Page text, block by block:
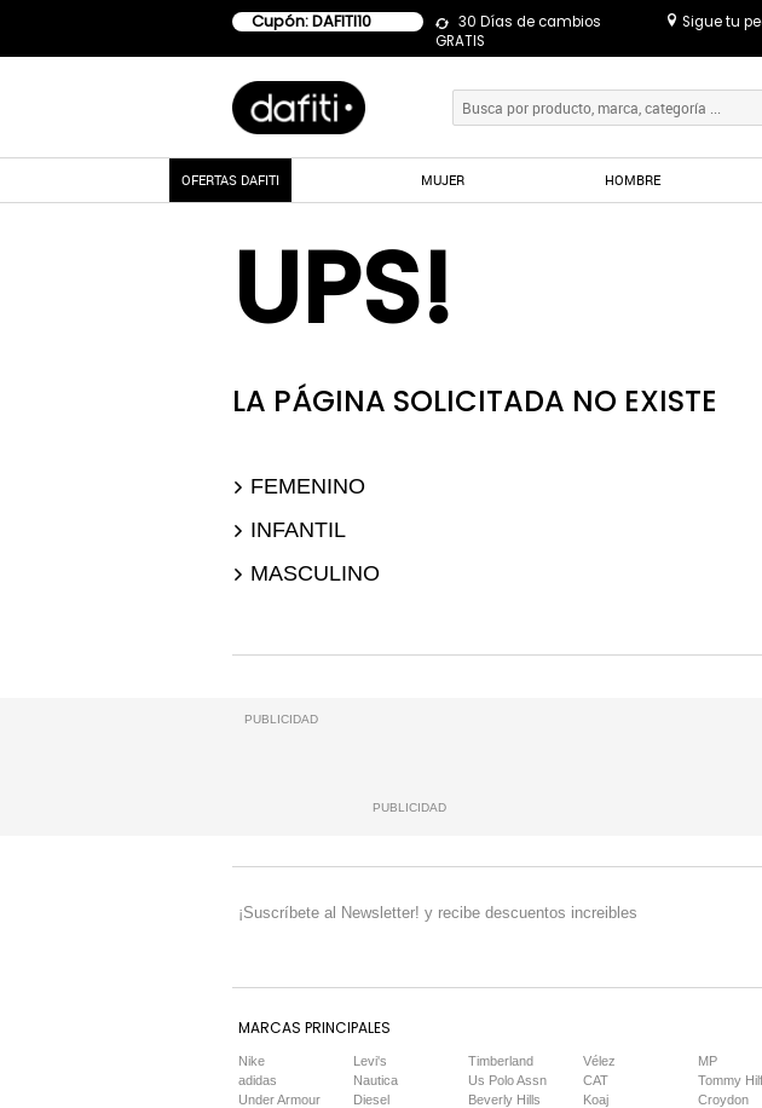
Cupón: DAFITI10
30 Días de cambios
GRATIS
Sigue tu
OFERTAS DAFITI MUJER HOMBRE
UPS!
LA PÁGINA SOLICITADA NO EXISTE
FEMENINO
INFANTIL
MASCULINO
PUBLICIDAD
PUBLICIDAD
¡Suscríbete al Newsletter! y recibe descuentos increibles
MARCAS PRINCIPALES
Nike
adidas
Under Armour
Levi's
Nautica
Diesel
Timberland
Us Polo Assn
Beverly Hills
Vélez
CAT
Koaj
MP
Tommy
Croydon